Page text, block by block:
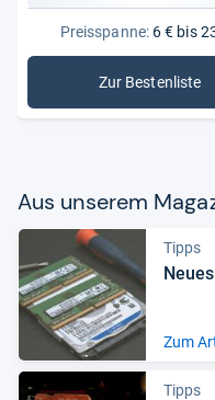
Preisspanne:6 € bis
Zur Bestenliste
:
Aus unse­rem
Tipps
Zum
Tipps